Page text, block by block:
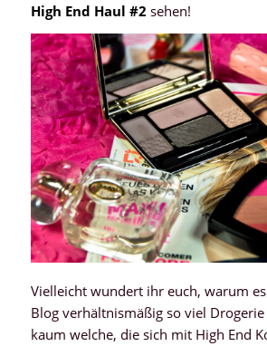
High End Haul #2 sehen!
Vielleicht wundert ihr euch, warum
Blog verhältnismäßig so viel
kaum welche, die sich mit High End